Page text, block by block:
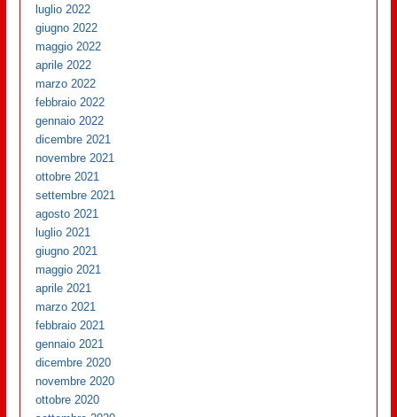
luglio 2022
giugno 2022
maggio 2022
aprile 2022
marzo 2022
febbraio 2022
gennaio 2022
dicembre 2021
novembre 2021
ottobre 2021
settembre 2021
agosto 2021
luglio 2021
giugno 2021
maggio 2021
aprile 2021
marzo 2021
febbraio 2021
gennaio 2021
dicembre 2020
novembre 2020
ottobre 2020